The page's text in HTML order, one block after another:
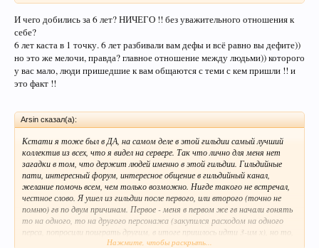
И чего добились за 6 лет? НИЧЕГО !! без уважительного отношения к
себе?
6 лет каста в 1 точку. 6 лет разбивали вам дефы и всё равно вы дефите))
но это же мелочи, правда? главное отношение между людьми)) которого
у вас мало, люди пришедшие к вам общаются с теми с кем пришли !! и
это факт !!
Arsin сказал(а):
Кстати я тоже был в ДА, на самом деле в этой гильдии самый лучший
коллектив из всех, что я видел на сервере. Так что лично для меня нет
загадки в том, что держит людей именно в этой гильдии. Гильдийные
пати, интересный форум, интересное общение в гильдийный канал,
желание помочь всем, чем только возможно. Нигде такого не встречал,
честное слово. Я ушел из гильдии после первого, или второго (точно не
помню) гв по двум причинам. Первое - меня в первом же гв начали гонять
то на одного, то на другого персонажа (закупился расходом на одного
перса, попросили поиграть другим, в итоге пришлось идти 3-им х), но то,
что стало последним поводом в решении уйти, это пост Трикстера на
Нажмите, чтобы раскрыть...